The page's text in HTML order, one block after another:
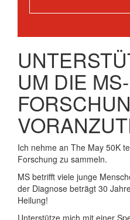
UM DIE MS-
Ich nehme an The May 50K
Forschung zu sammeln.
MS betrifft viele junge
der Diagnose beträgt 30
Heilung!
Unterstütze mich mit einer